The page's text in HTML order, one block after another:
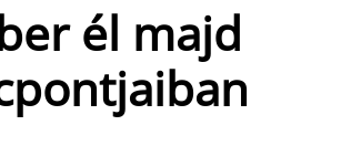
él majd